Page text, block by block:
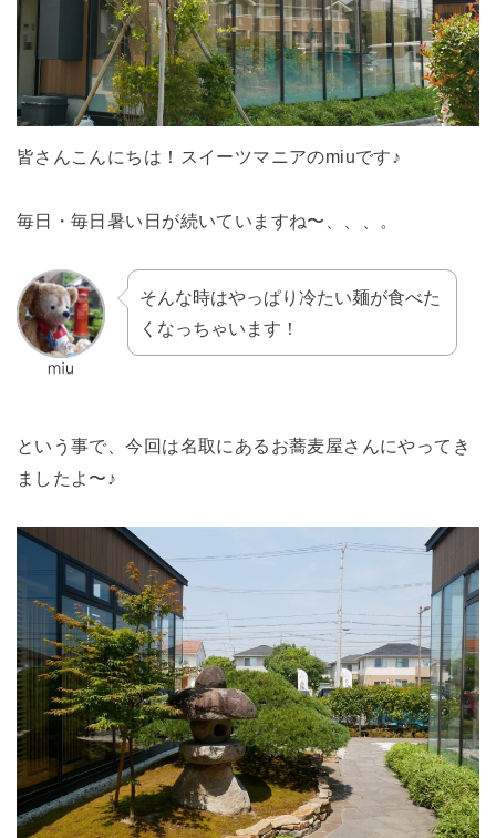
皆さんこんにちは！スイーツマニアのmiuです♪
毎日・毎日暑い日が続いていますね〜、、、。
そんな時はやっぱり冷たい麺が食べた
くなっちゃいます！
という事で、今回は名取にあるお蕎麦屋さんにやってき
ましたよ〜♪